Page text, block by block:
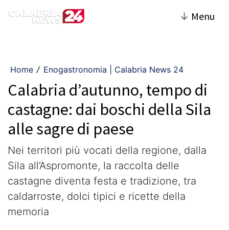
↓ Menu
Home / Enogastronomia | Calabria News 24
Calabria d’autunno, tempo di
castagne: dai boschi della Sila
alle sagre di paese
Nei territori più vocati della regione, dalla
Sila all’Aspromonte, la raccolta delle
castagne diventa festa e tradizione, tra
caldarroste, dolci tipici e ricette della
memoria